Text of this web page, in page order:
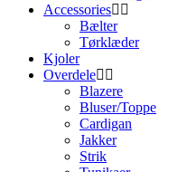
Accessories
Bælter
Tørklæder
Kjoler
Overdele
Blazere
Bluser/Toppe
Cardigan
Jakker
Strik